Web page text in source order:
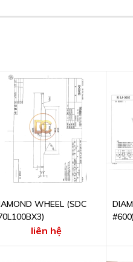
WHEEL (SDC
liên hệ
#600)